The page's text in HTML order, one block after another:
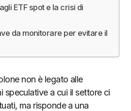
ETF spot e la crisi di
da monitorare per evitare il
non è legato alle
speculative a cui il settore ci
ma risponde a una